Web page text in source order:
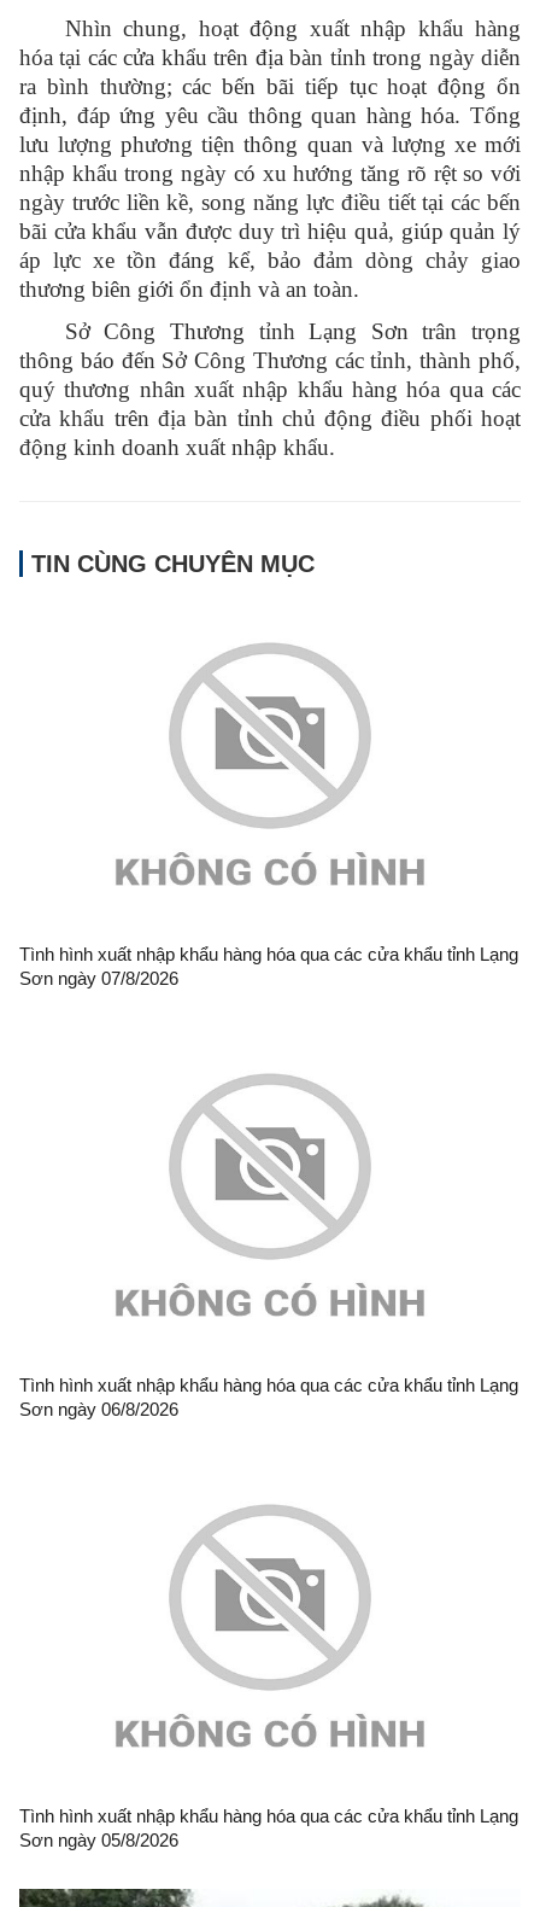
Nhìn chung, hoạt động xuất nhập khẩu hàng
hóa tại các cửa khẩu trên địa bàn tỉnh trong ngày diễn
ra bình thường; các bến bãi tiếp tục hoạt động ổn
định, đáp ứng yêu cầu thông quan hàng hóa. Tổng
lưu lượng phương tiện thông quan và lượng xe mới
nhập khẩu trong ngày có xu hướng tăng rõ rệt so với
ngày trước liền kề, song năng lực điều tiết tại các bến
bãi cửa khẩu vẫn được duy trì hiệu quả, giúp quản lý
áp lực xe tồn đáng kể, bảo đảm dòng chảy giao
thương biên giới ổn định và an toàn.
Sở Công Thương tỉnh Lạng Sơn trân trọng
thông báo đến Sở Công Thương các tỉnh, thành phố,
quý thương nhân xuất nhập khẩu hàng hóa qua các
cửa khẩu trên địa bàn tỉnh chủ động điều phối hoạt
động kinh doanh xuất nhập khẩu.
TIN CÙNG CHUYÊN MỤC
Tình hình xuất nhập khẩu hàng hóa qua các cửa khẩu tỉnh Lạng
Sơn ngày 07/8/2026
Tình hình xuất nhập khẩu hàng hóa qua các cửa khẩu tỉnh Lạng
Sơn ngày 06/8/2026
Tình hình xuất nhập khẩu hàng hóa qua các cửa khẩu tỉnh Lạng
Sơn ngày 05/8/2026